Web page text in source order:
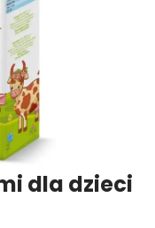
z
dla dzieci